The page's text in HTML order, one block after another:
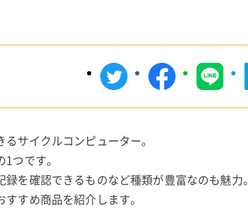
サイクルコンピューター。
つです。
を確認できるものなど種類が豊富なのも魅力。
すめ商品を紹介します。